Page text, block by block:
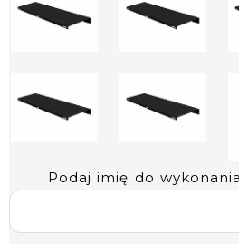
Podaj imię do